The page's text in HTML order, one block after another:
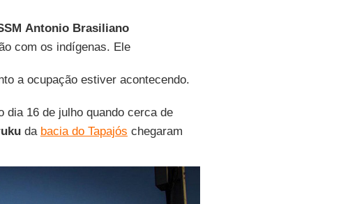
Antonio Brasiliano
com os indígenas. Ele
a ocupação estiver acontecendo.
dia 16 de julho quando cerca de
da bacia do Tapajós chegaram